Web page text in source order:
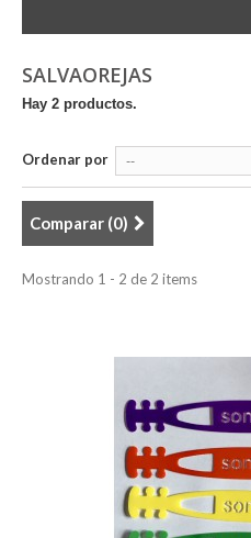
SALVAOREJAS
Hay 2 productos.
Ordenar por --
Comparar (0)
Mostrando 1 - 2 de 2 items